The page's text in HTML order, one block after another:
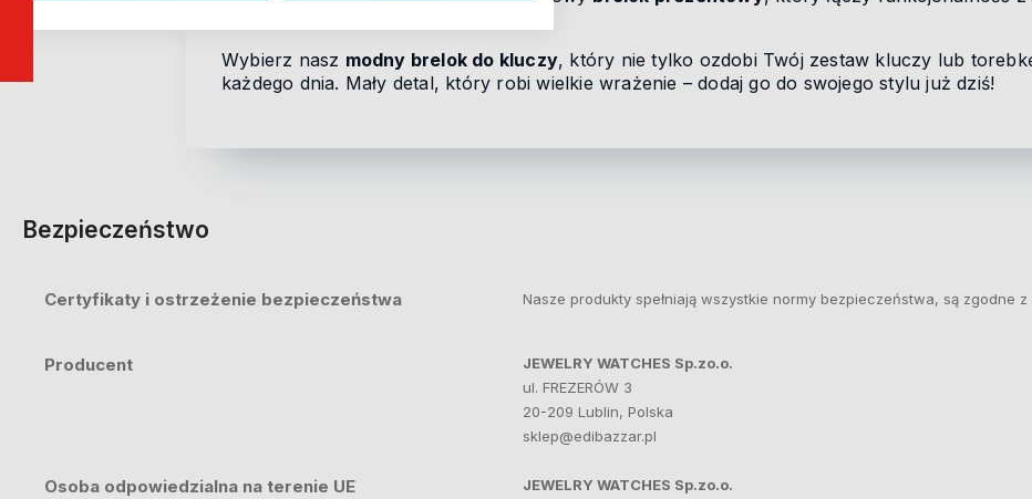
Wybierz nasz modny brelok do kluczy, który nie tylko ozdobi Twój zestaw kluczy lub
każdego dnia. Mały detal, który robi wielkie wrażenie – dodaj go do swojego stylu już dziś!
Bezpieczeństwo
Certyfikaty i ostrzeżenie bezpieczeństwa Nasze produkty spełniają wszystkie normy bezpieczeństwa, są zgodne
Producent
JEWELRY WATCHES Sp.zo.o.
ul. FREZERÓW 3
20-209 Lublin, Polska
sklep@edibazzar.pl
Osoba odpowiedzialna na terenie UE
JEWELRY WATCHES Sp.zo.o.